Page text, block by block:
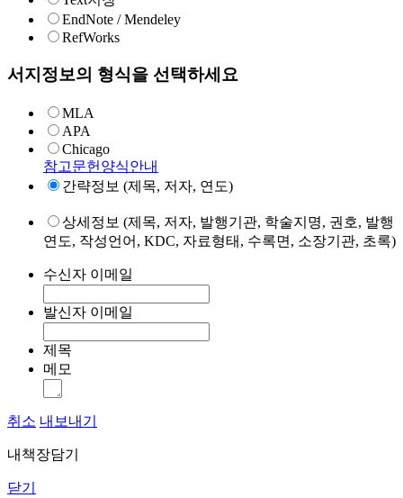
EndNote / Mendeley
RefWorks
서지정보의 형식을 선택하세요
MLA
APA
Chicago
참고문헌양식안내
간략정보 (제목, 저자, 연도)
상세정보 (제목, 저자, 발행기관, 학술지명, 권호, 발행
연도, 작성언어, KDC, 자료형태, 수록면, 소장기관, 초록)
수신자 이메일
발신자 이메일
제목
메모
취소 내보내기
내책장담기
닫기